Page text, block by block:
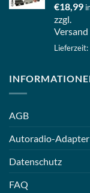
€18,99
zzgl.
Versand
AGB
Autoradio-Adapter
Datenschutz
FAQ